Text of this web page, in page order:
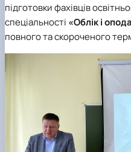
підготовки фахівців
спеціальності «Облік і
повного та скороченого